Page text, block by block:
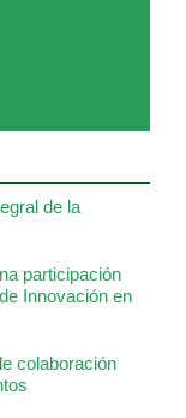
de la
participación
Innovación en
colaboración